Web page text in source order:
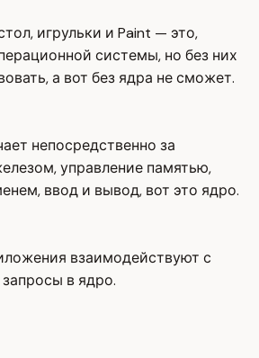
игрульки и Paint — это,
системы, но без них
а вот без ядра не сможет.
непосредственно за
управление памятью,
ввод и вывод, вот это ядро.
взаимодействуют с
в ядро.